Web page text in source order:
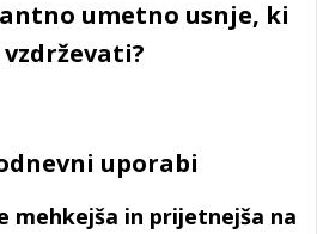
umetno usnje, ki
uporabi
mehkejša in prijetnejša na